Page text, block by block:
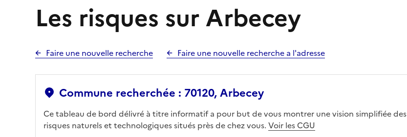
Les risques sur Arbecey
Faire une nouvelle recherche Faire une nouvelle recherche a l'adresse
Commune recherchée : 70120, Arbecey
Ce tableau de bord délivré à titre informatif a pour but de vous montrer une vision simplifiée des
risques naturels et technologiques situés près de chez vous. Voir les CGU